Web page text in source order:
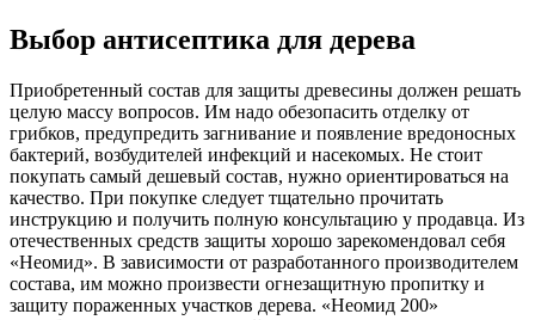
Выбор антисептика для дерева
Приобретенный состав для защиты древесины должен решать
целую массу вопросов. Им надо обезопасить отделку от
грибков, предупредить загнивание и появление вредоносных
бактерий, возбудителей инфекций и насекомых. Не стоит
покупать самый дешевый состав, нужно ориентироваться на
качество. При покупке следует тщательно прочитать
инструкцию и получить полную консультацию у продавца. Из
отечественных средств защиты хорошо зарекомендовал себя
«Неомид». В зависимости от разработанного производителем
состава, им можно произвести огнезащитную пропитку и
защиту пораженных участков дерева. «Неомид 200»